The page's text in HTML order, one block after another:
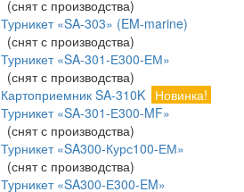
(снят с производства)
Турникет «SA-303» (EM-marine)
(снят с производства)
Турникет «SA-301-Е300-ЕМ»
(снят с производства)
Картоприемник SA-310K Новинка!
Турникет «SA-301-Е300-MF»
(снят с производства)
Турникет «SA300-Курс100-ЕМ»
(снят с производства)
Турникет «SA300-Е300-EM»